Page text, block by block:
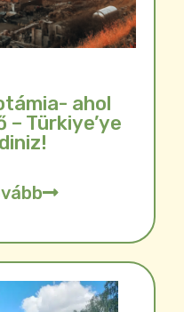
ahol
– Türkiye’ye